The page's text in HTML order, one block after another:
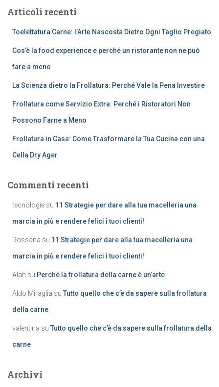
c
Articoli recenti
Toelettatura Carne: l’Arte Nascosta Dietro Ogni Taglio Pregiato
Cos’è la food experience e perché un ristorante non ne può
fare a meno
La Scienza dietro la Frollatura: Perché Vale la Pena Investire
Frollatura come Servizio Extra: Perché i Ristoratori Non
Possono Farne a Meno
Frollatura in Casa: Come Trasformare la Tua Cucina con una
Cella Dry Ager
Commenti recenti
tecnologie su 11 Strategie per dare alla tua macelleria una
marcia in più e rendere felici i tuoi clienti!
Rossana su 11 Strategie per dare alla tua macelleria una
marcia in più e rendere felici i tuoi clienti!
Alan su Perché la frollatura della carne è un’arte
Aldo Miraglia su Tutto quello che c’è da sapere sulla frollatura
della carne
valentina su Tutto quello che c’è da sapere sulla frollatura della
carne
Archivi